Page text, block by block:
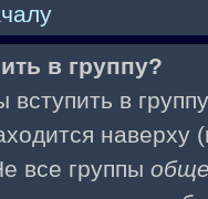
в группу?
вступить в
все группы